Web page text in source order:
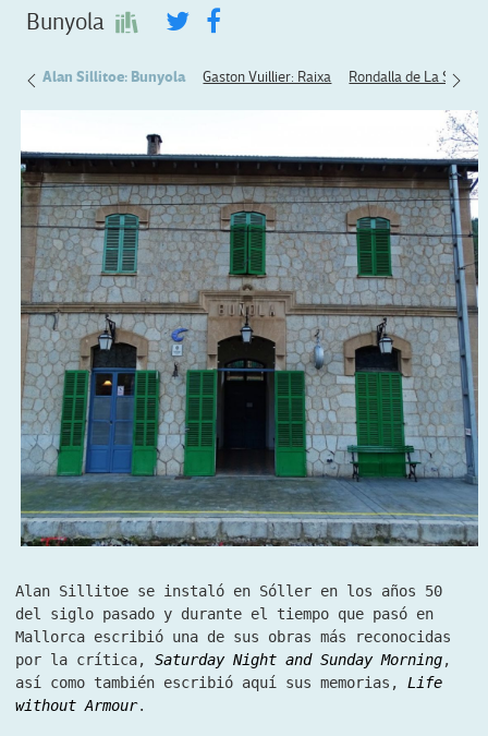
Bunyola
Alan Sillitoe: Bunyola Gaston Vuillier: Raixa Rondalla de La Sima
Alan Sillitoe se instaló en Sóller en los años 50
del siglo pasado y durante el tiempo que pasó en
Mallorca escribió una de sus obras más reconocidas
por la crítica, Saturday Night and Sunday Morning,
así como también escribió aquí sus memorias, Life
without Armour.